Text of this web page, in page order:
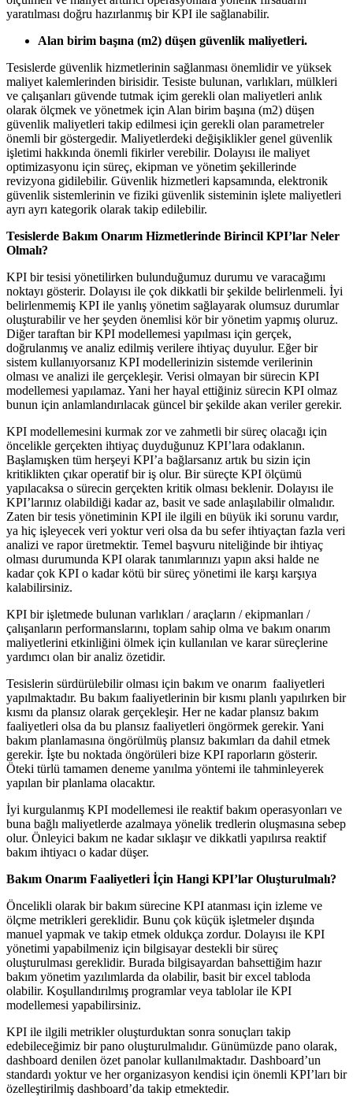
yaratılması doğru hazırlanmış bir KPI ile sağlanabilir.
Alan birim başına (m2) düşen güvenlik maliyetleri.
Tesislerde güvenlik hizmetlerinin sağlanması önemlidir ve yüksek
maliyet kalemlerinden birisidir. Tesiste bulunan, varlıkları, mülkleri
ve çalışanları güvende tutmak içim gerekli olan maliyetleri anlık
olarak ölçmek ve yönetmek için Alan birim başına (m2) düşen
güvenlik maliyetleri takip edilmesi için gerekli olan parametreler
önemli bir göstergedir. Maliyetlerdeki değişiklikler genel güvenlik
işletimi hakkında önemli fikirler verebilir. Dolayısı ile maliyet
optimizasyonu için süreç, ekipman ve yönetim şekillerinde
revizyona gidilebilir. Güvenlik hizmetleri kapsamında, elektronik
güvenlik sistemlerinin ve fiziki güvenlik sisteminin işlete maliyetleri
ayrı ayrı kategorik olarak takip edilebilir.
Tesislerde Bakım Onarım Hizmetlerinde Birincil KPI’lar Neler
Olmalı?
KPI bir tesisi yönetilirken bulunduğumuz durumu ve varacağımı
noktayı gösterir. Dolayısı ile çok dikkatli bir şekilde belirlenmeli. İyi
belirlenmemiş KPI ile yanlış yönetim sağlayarak olumsuz durumlar
oluşturabilir ve her şeyden önemlisi kör bir yönetim yapmış oluruz.
Diğer taraftan bir KPI modellemesi yapılması için gerçek,
doğrulanmış ve analiz edilmiş verilere ihtiyaç duyulur. Eğer bir
sistem kullanıyorsanız KPI modellerinizin sistemde verilerinin
olması ve analizi ile gerçekleşir. Verisi olmayan bir sürecin KPI
modellemesi yapılamaz. Yani her hayal ettiğiniz sürecin KPI olmaz
bunun için anlamlandırılacak güncel bir şekilde akan veriler gerekir.
KPI modellemesini kurmak zor ve zahmetli bir süreç olacağı için
öncelikle gerçekten ihtiyaç duyduğunuz KPI’lara odaklanın.
Başlamışken tüm herşeyi KPI’a bağlarsanız artık bu sizin için
kritiklikten çıkar operatif bir iş olur. Bir süreçte KPI ölçümü
yapılacaksa o sürecin gerçekten kritik olması beklenir. Dolayısı ile
KPI’larınız olabildiği kadar az, basit ve sade anlaşılabilir olmalıdır.
Zaten bir tesis yönetiminin KPI ile ilgili en büyük iki sorunu vardır,
ya hiç işleyecek veri yoktur veri olsa da bu sefer ihtiyaçtan fazla veri
analizi ve rapor üretmektir. Temel başvuru niteliğinde bir ihtiyaç
olması durumunda KPI olarak tanımlarınızı yapın aksi halde ne
kadar çok KPI o kadar kötü bir süreç yönetimi ile karşı karşıya
kalabilirsiniz.
KPI bir işletmede bulunan varlıkları / araçların / ekipmanları /
çalışanların performanslarını, toplam sahip olma ve bakım onarım
maliyetlerini etkinliğini ölmek için kullanılan ve karar süreçlerine
yardımcı olan bir analiz özetidir.
Tesislerin sürdürülebilir olması için bakım ve onarım faaliyetleri
yapılmaktadır. Bu bakım faaliyetlerinin bir kısmı planlı yapılırken bir
kısmı da plansız olarak gerçekleşir. Her ne kadar plansız bakım
faaliyetleri olsa da bu plansız faaliyetleri öngörmek gerekir. Yani
bakım planlamasına öngörülmüş plansız bakımları da dahil etmek
gerekir. İşte bu noktada öngörüleri bize KPI raporların gösterir.
Öteki türlü tamamen deneme yanılma yöntemi ile tahminleyerek
yapılan bir planlama olacaktır.
İyi kurgulanmış KPI modellemesi ile reaktif bakım operasyonları ve
buna bağlı maliyetlerde azalmaya yönelik tredlerin oluşmasına sebep
olur. Önleyici bakım ne kadar sıklaşır ve dikkatli yapılırsa reaktif
bakım ihtiyacı o kadar düşer.
Bakım Onarım Faaliyetleri İçin Hangi KPI’lar Oluşturulmalı?
Öncelikli olarak bir bakım sürecine KPI atanması için izleme ve
ölçme metrikleri gereklidir. Bunu çok küçük işletmeler dışında
manuel yapmak ve takip etmek oldukça zordur. Dolayısı ile KPI
yönetimi yapabilmeniz için bilgisayar destekli bir süreç
oluşturulması gereklidir. Burada bilgisayardan bahsettiğim hazır
bakım yönetim yazılımlarda da olabilir, basit bir excel tabloda
olabilir. Koşullandırılmış programlar veya tablolar ile KPI
modellemesi yapabilirsiniz.
KPI ile ilgili metrikler oluşturduktan sonra sonuçları takip
edebileceğimiz bir pano oluşturulmalıdır. Günümüzde pano olarak,
dashboard denilen özet panolar kullanılmaktadır. Dashboard’un
standardı yoktur ve her organizasyon kendisi için önemli KPI’ları bir
özelleştirilmiş dashboard’da takip etmektedir.